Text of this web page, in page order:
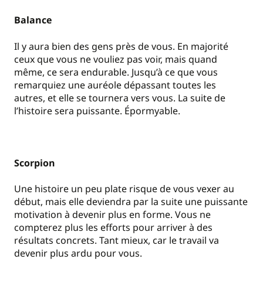
Balance
Il y aura bien des gens près de vous. En majorité
ceux que vous ne vouliez pas voir, mais quand
même, ce sera endurable. Jusqu’à ce que vous
remarquiez une auréole dépassant toutes les
autres, et elle se tournera vers vous. La suite de
l’histoire sera puissante. Épormyable.
Scorpion
Une histoire un peu plate risque de vous vexer au
début, mais elle deviendra par la suite une puissante
motivation à devenir plus en forme. Vous ne
compterez plus les efforts pour arriver à des
résultats concrets. Tant mieux, car le travail va
devenir plus ardu pour vous.